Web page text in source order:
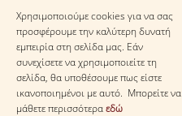
Χρησιμοποιούμε cookies για να σας
προσφέρουμε την καλύτερη δυνατή
εμπειρία στη σελίδα μας. Εάν
συνεχίσετε να χρησιμοποιείτε τη
σελίδα, θα υποθέσουμε πως είστε
ικανοποιημένοι με αυτό. Μπορείτε να
μάθετε περισσότεραεδώ